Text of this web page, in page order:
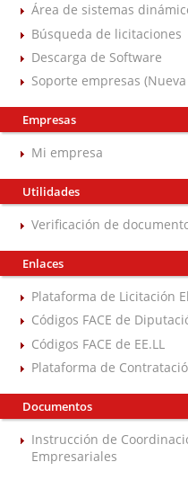
Área de sistemas
Búsqueda de licitaciones
Descarga de Software
Soporte empresas
Empresas
Mi empresa
Utilidades
Verificación de
Enlaces
Plataforma de Licitación
Códigos FACE de
Códigos FACE de EE.LL
Plataforma de
Documentos
Instrucción de
Empresariales